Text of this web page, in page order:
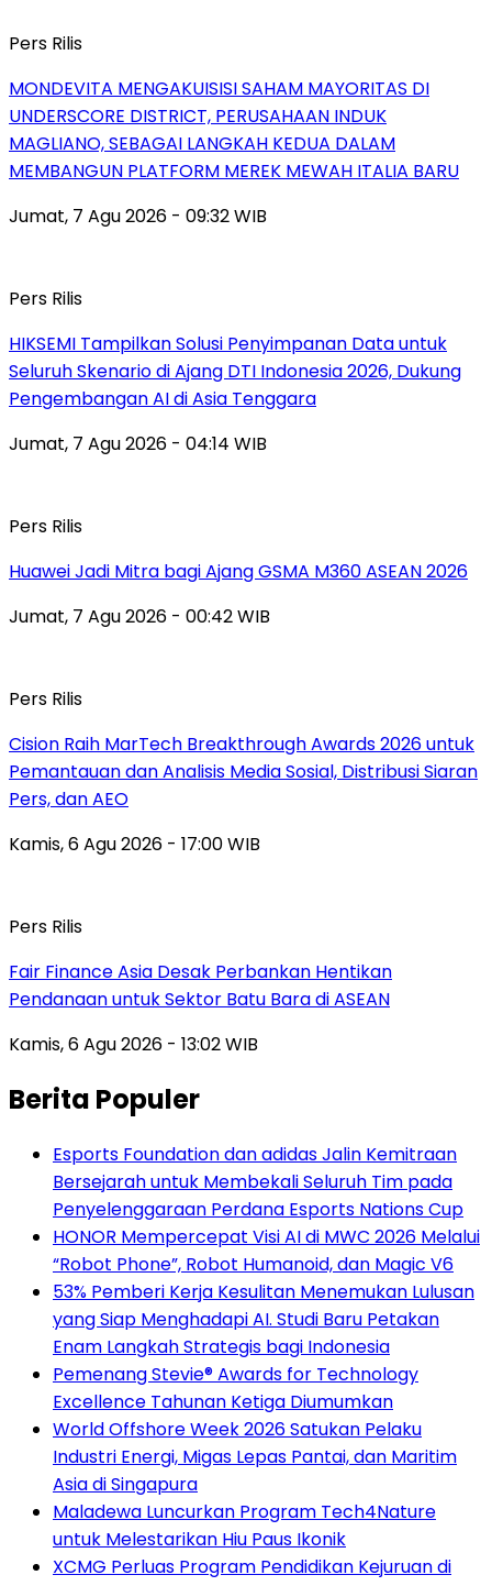
Pers Rilis
MONDEVITA MENGAKUISISI SAHAM MAYORITAS DI
UNDERSCORE DISTRICT, PERUSAHAAN INDUK
MAGLIANO, SEBAGAI LANGKAH KEDUA DALAM
MEMBANGUN PLATFORM MEREK MEWAH ITALIA BARU
Jumat, 7 Agu 2026 - 09:32 WIB
Pers Rilis
HIKSEMI Tampilkan Solusi Penyimpanan Data untuk
Seluruh Skenario di Ajang DTI Indonesia 2026, Dukung
Pengembangan AI di Asia Tenggara
Jumat, 7 Agu 2026 - 04:14 WIB
Pers Rilis
Huawei Jadi Mitra bagi Ajang GSMA M360 ASEAN 2026
Jumat, 7 Agu 2026 - 00:42 WIB
Pers Rilis
Cision Raih MarTech Breakthrough Awards 2026 untuk
Pemantauan dan Analisis Media Sosial, Distribusi Siaran
Pers, dan AEO
Kamis, 6 Agu 2026 - 17:00 WIB
Pers Rilis
Fair Finance Asia Desak Perbankan Hentikan
Pendanaan untuk Sektor Batu Bara di ASEAN
Kamis, 6 Agu 2026 - 13:02 WIB
Berita Populer
Esports Foundation dan adidas Jalin Kemitraan
Bersejarah untuk Membekali Seluruh Tim pada
Penyelenggaraan Perdana Esports Nations Cup
HONOR Mempercepat Visi AI di MWC 2026 Melalui
“Robot Phone”, Robot Humanoid, dan Magic V6
53% Pemberi Kerja Kesulitan Menemukan Lulusan
yang Siap Menghadapi AI. Studi Baru Petakan
Enam Langkah Strategis bagi Indonesia
Pemenang Stevie® Awards for Technology
Excellence Tahunan Ketiga Diumumkan
World Offshore Week 2026 Satukan Pelaku
Industri Energi, Migas Lepas Pantai, dan Maritim
Asia di Singapura
Maladewa Luncurkan Program Tech4Nature
untuk Melestarikan Hiu Paus Ikonik
XCMG Perluas Program Pendidikan Kejuruan di